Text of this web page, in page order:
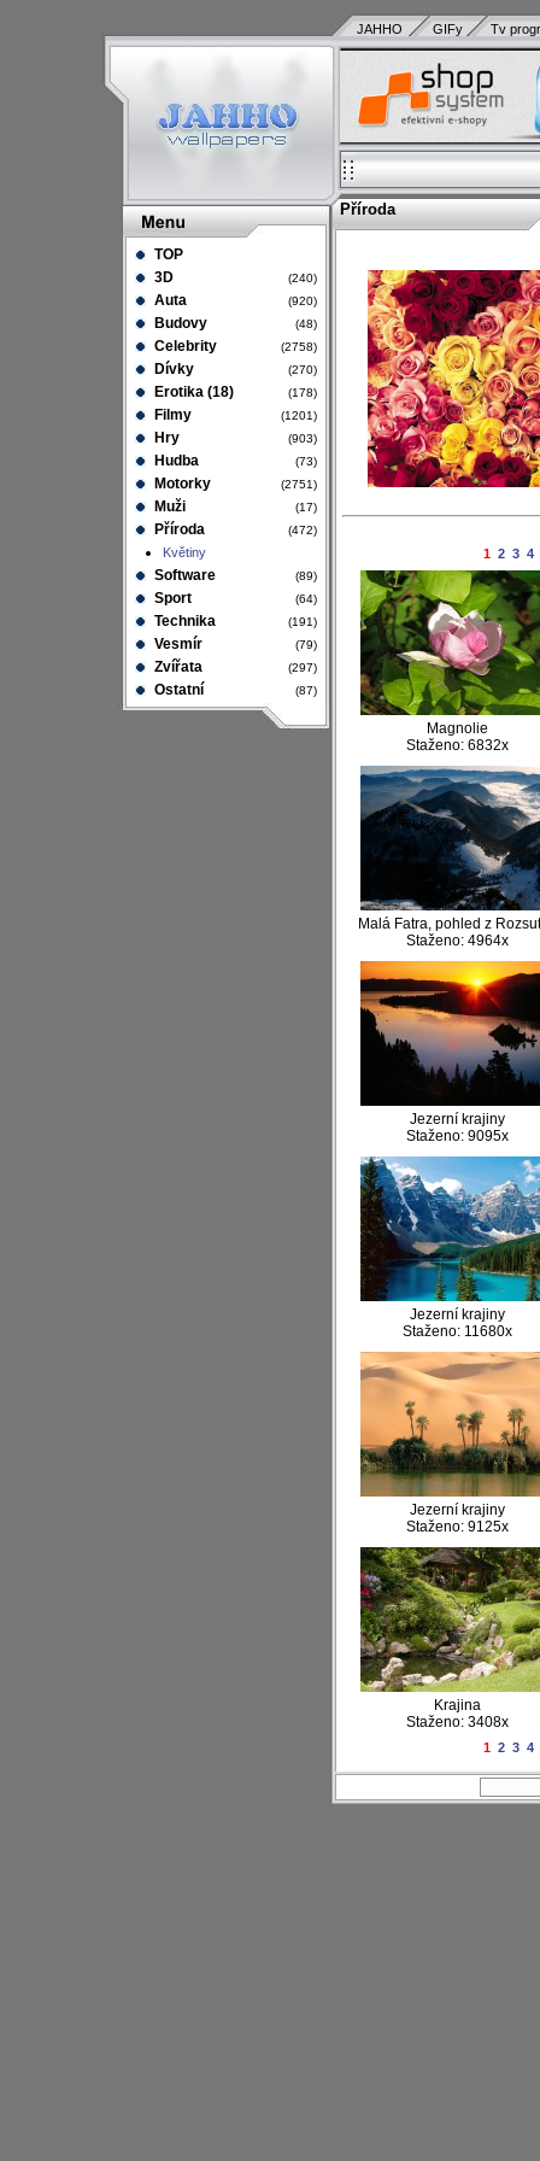
TOP
3D
(240)
Auta (920)
Budovy (48)
Celebrity (2758)
Dívky (270)
Erotika (18) (178)
Filmy (1201)
Hry (903)
Hudba (73)
Motorky (2751)
Muži (17)
Příroda (472)
Květiny
Software (89)
Sport (64)
Technika (191)
Vesmír (79)
Zvířata (297)
Ostatní (87)
JAHHO GIFy Tv
Příroda
1 2 3 4
Magnolie
Staženo: 6832x
Malá Fatra, pohled z
Staženo: 4964x
Jezerní krajiny
Staženo: 9095x
Jezerní krajiny
Staženo: 11680x
Jezerní krajiny
Staženo: 9125x
Krajina
Staženo: 3408x
1 2 3 4